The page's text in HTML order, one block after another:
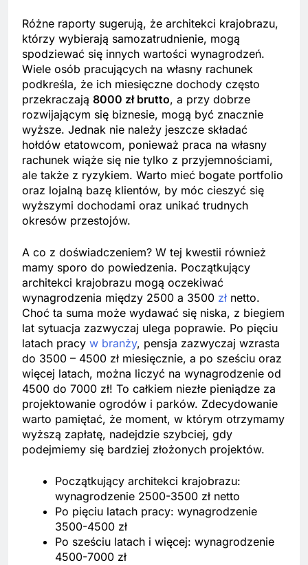
Różne raporty sugerują, że architekci krajobrazu,
którzy wybierają samozatrudnienie, mogą
spodziewać się innych wartości wynagrodzeń.
Wiele osób pracujących na własny rachunek
podkreśla, że ich miesięczne dochody często
przekraczają 8000 zł brutto, a przy dobrze
rozwijającym się biznesie, mogą być znacznie
wyższe. Jednak nie należy jeszcze składać
hołdów etatowcom, ponieważ praca na własny
rachunek wiąże się nie tylko z przyjemnościami,
ale także z ryzykiem. Warto mieć bogate portfolio
oraz lojalną bazę klientów, by móc cieszyć się
wyższymi dochodami oraz unikać trudnych
okresów przestojów.
A co z doświadczeniem? W tej kwestii również
mamy sporo do powiedzenia. Początkujący
architekci krajobrazu mogą oczekiwać
wynagrodzenia między 2500 a 3500 zł netto.
Choć ta suma może wydawać się niska, z biegiem
lat sytuacja zazwyczaj ulega poprawie. Po pięciu
latach pracy w branży, pensja zazwyczaj wzrasta
do 3500 – 4500 zł miesięcznie, a po sześciu oraz
więcej latach, można liczyć na wynagrodzenie od
4500 do 7000 zł! To całkiem niezłe pieniądze za
projektowanie ogrodów i parków. Zdecydowanie
warto pamiętać, że moment, w którym otrzymamy
wyższą zapłatę, nadejdzie szybciej, gdy
podejmiemy się bardziej złożonych projektów.
Początkujący architekci krajobrazu:
wynagrodzenie 2500-3500 zł netto
Po pięciu latach pracy: wynagrodzenie
3500-4500 zł
Po sześciu latach i więcej: wynagrodzenie
4500-7000 zł